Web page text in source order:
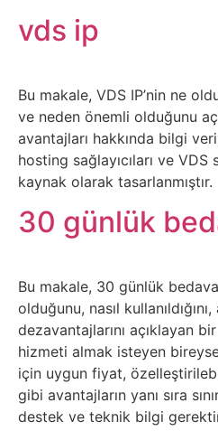
Tarım
TikTok
Tv
Twitter
Tanıtımı
Uzay
Web
vds ip
Bu makale, VDS IP’nin ne
ve neden önemli olduğunu
avantajları hakkında bilgi
hosting sağlayıcıları ve
kaynak olarak tasarlanmıştır.
30 günlük
Bu makale, 30 günlük
olduğunu, nasıl
dezavantajlarını açıklayan
hizmeti almak isteyen
için uygun fiyat,
gibi avantajların yanı sıra
destek ve teknik bilgi